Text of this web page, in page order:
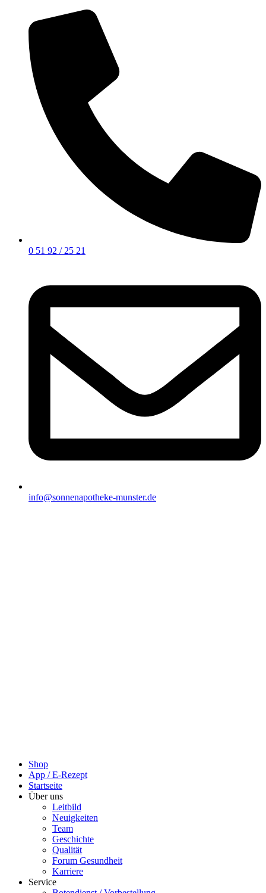
0 51 92 / 25 21
info@sonnenapotheke-munster.de
Shop
App / E-Rezept
Startseite
Über uns
Leitbild
Neuigkeiten
Team
Geschichte
Qualität
Forum Gesundheit
Karriere
Service